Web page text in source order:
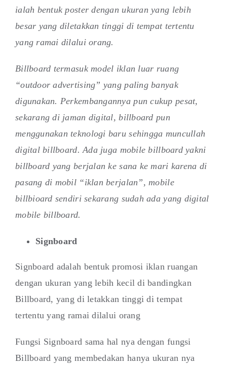
ialah bentuk poster dengan ukuran yang lebih
besar yang diletakkan tinggi di tempat tertentu
yang ramai dilalui orang.
Billboard termasuk model iklan luar ruang
“outdoor advertising” yang paling banyak
digunakan. Perkembangannya pun cukup pesat,
sekarang di jaman digital, billboard pun
menggunakan teknologi baru sehingga muncullah
digital billboard. Ada juga mobile billboard yakni
billboard yang berjalan ke sana ke mari karena di
pasang di mobil “iklan berjalan”, mobile
billbioard sendiri sekarang sudah ada yang digital
mobile billboard.
Signboard
Signboard adalah bentuk promosi iklan ruangan
dengan ukuran yang lebih kecil di bandingkan
Billboard, yang di letakkan tinggi di tempat
tertentu yang ramai dilalui orang
Fungsi Signboard sama hal nya dengan fungsi
Billboard yang membedakan hanya ukuran nya